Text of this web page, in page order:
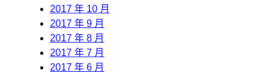
2017 年 10 月
2017 年 9 月
2017 年 8 月
2017 年 7 月
2017 年 6 月